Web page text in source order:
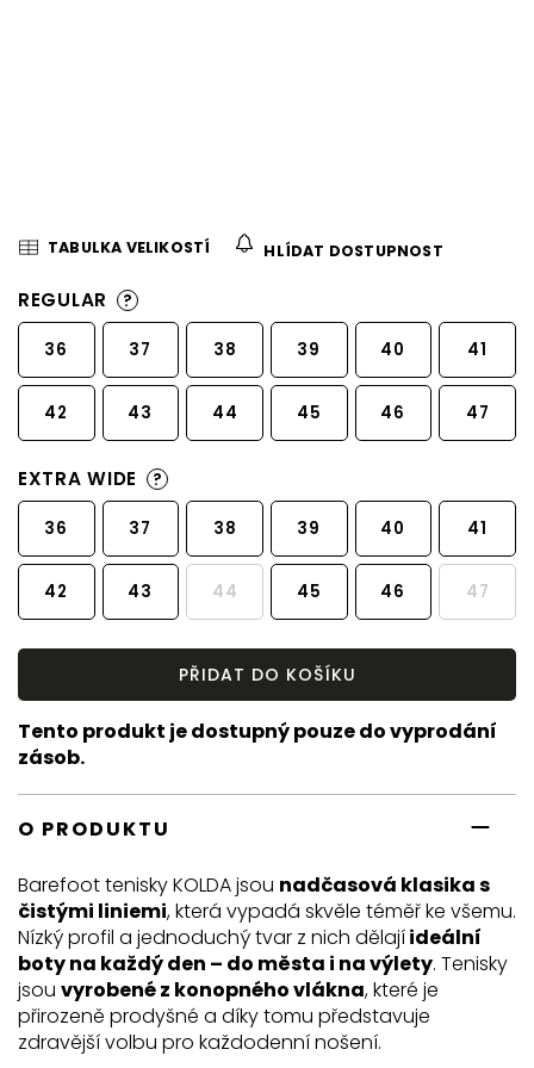
TABULKA VELIKOSTÍ HLÍDAT DOSTUPNOST
REGULAR ?
36 37 38 39 40 41
42 43 44 45 46 47
EXTRA WIDE ?
36 37 38 39 40 41
42 43 44 45 46 47
PŘIDAT DO KOŠÍKU
Tento produkt je dostupný pouze do vyprodání
zásob.
O PRODUKTU
Barefoot tenisky KOLDA jsou nadčasová klasika s
čistými liniemi, která vypadá skvěle téměř ke všemu.
Nízký profil a jednoduchý tvar z nich dělajíideální
boty na každý den – do města i na výlety. Tenisky
jsou vyrobené z konopného vlákna, které je
přirozeně prodyšné a díky tomu představuje
zdravější volbu pro každodenní nošení.